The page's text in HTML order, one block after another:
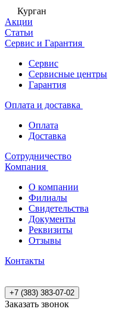
Курган
Акции
Статьи
Сервис и Гарантия
Сервис
Сервисные центры
Гарантия
Оплата и доставка
Оплата
Доставка
Сотрудничество
Компания
О компании
Филиалы
Свидетельства
Документы
Реквизиты
Отзывы
Контакты
+7 (383) 383-07-02
Заказать звонок